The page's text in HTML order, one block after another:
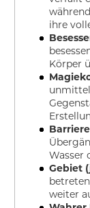
ihre
Körper
Wasser
Gebiet
weiter